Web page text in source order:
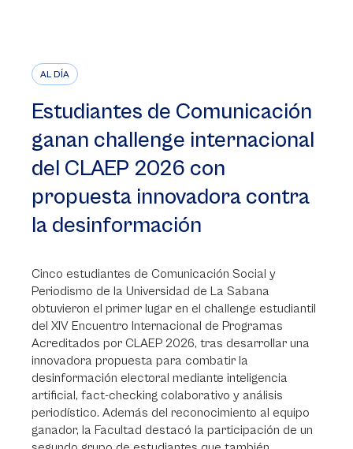
AL DÍA
Estudiantes de Comunicación
ganan challenge internacional
del CLAEP 2026 con
propuesta innovadora contra
la desinformación
Cinco estudiantes de Comunicación Social y
Periodismo de la Universidad de La Sabana
obtuvieron el primer lugar en el challenge estudiantil
del XIV Encuentro Internacional de Programas
Acreditados por CLAEP 2026, tras desarrollar una
innovadora propuesta para combatir la
desinformación electoral mediante inteligencia
artificial, fact-checking colaborativo y análisis
periodístico. Además del reconocimiento al equipo
ganador, la Facultad destacó la participación de un